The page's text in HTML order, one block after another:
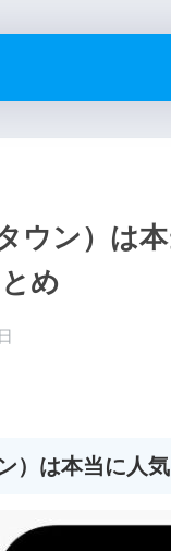
ウン）は
め
）は本当に人